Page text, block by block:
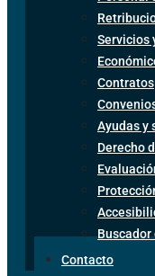
Servicios
Contratos
Ayudas y
Derecho
Buscador
Contacto